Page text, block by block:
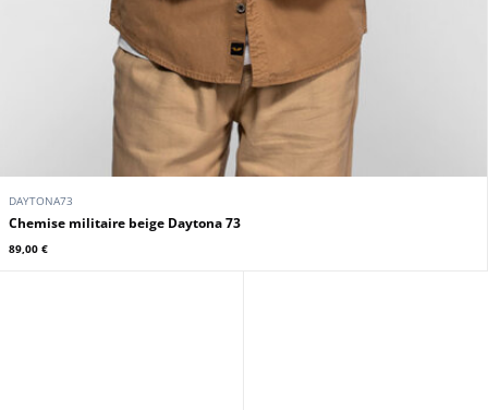
DAYTONA73
Chemise militaire beige Daytona 73
89,00 €